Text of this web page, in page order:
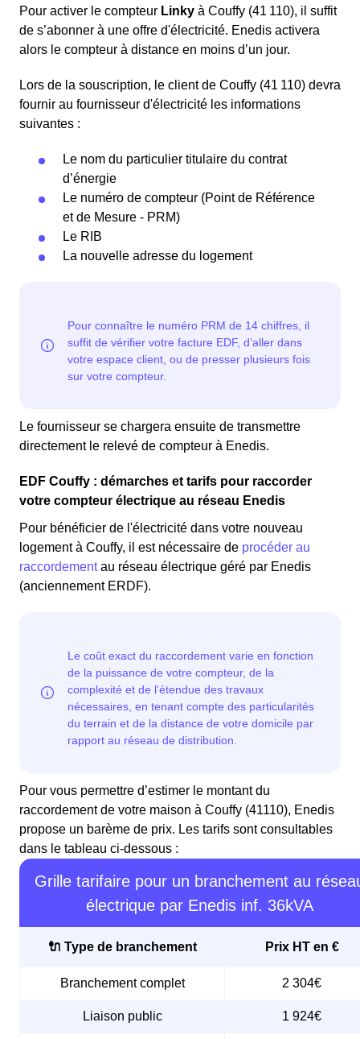
Pour activer le compteur Linky à Couffy (41 110), il suffit
de s’abonner à une offre d'électricité. Enedis activera
alors le compteur à distance en moins d’un jour.
Lors de la souscription, le client de Couffy (41 110) devra
fournir au fournisseur d'électricité les informations
suivantes :
Le nom du particulier titulaire du contrat
d’énergie
Le numéro de compteur (Point de Référence
et de Mesure - PRM)
Le RIB
La nouvelle adresse du logement
Le fournisseur se chargera ensuite de transmettre
directement le relevé de compteur à Enedis.
EDF Couffy : démarches et tarifs pour raccorder
votre compteur électrique au réseau Enedis
Pour bénéficier de l'électricité dans votre nouveau
logement à Couffy, il est nécessaire de procéder au
raccordementau réseau électrique géré par Enedis
(anciennement ERDF).
Pour vous permettre d’estimer le montant du
raccordement de votre maison à Couffy (41110), Enedis
propose un barème de prix. Les tarifs sont consultables
dans le tableau ci-dessous :
Grille tarifaire pour un branchement au
électrique par Enedis inf. 36kVA
🔌 Type de branchement Prix HT en €
Branchement complet 2 304€
Liaison public 1 924€